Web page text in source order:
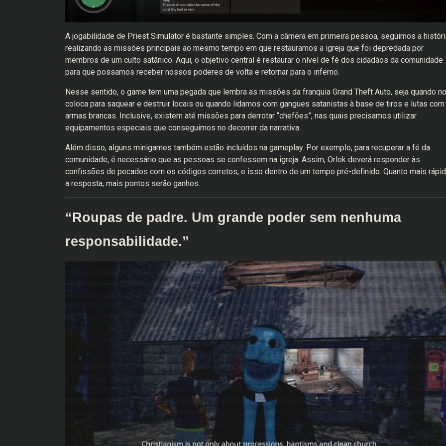
A jogabilidade de Priest Simulator é bastante simples. Com a câmera em primeira pessoa, seguimos a
realizando as missões principais ao mesmo tempo em que restauramos a igreja que foi depredada por
membros de um culto satânico. Aqui, o objetivo central é restaurar o nível de fé dos cidadãos da comunidade
para que possamos receber nossos poderes de volta e retornar para o inferno.
Nesse sentido, o game tem uma pegada que lembra as missões da franquia Grand Theft Auto, seja quando
coloca para saquear e destruir locais ou quando lidamos com gangues satanistas à base de tiros e lutas com
armas brancas. Inclusive, existem até missões para derrotar “chefões”, nas quais precisamos utilizar
equipamentos especiais que conseguimos no decorrer da narrativa.
Além disso, alguns minigames também estão incluídos na gameplay. Por exemplo, para recuperar a fé da
comunidade, é necessário que as pessoas se confessem na igreja. Assim, Orlok deverá responder às
confissões de pecados com os códigos corretos, e isso dentro de um tempo pré-definido. Quanto mais
a resposta, mais pontos serão ganhos.
“Roupas de padre. Um grande poder sem nenhuma
responsabilidade.”